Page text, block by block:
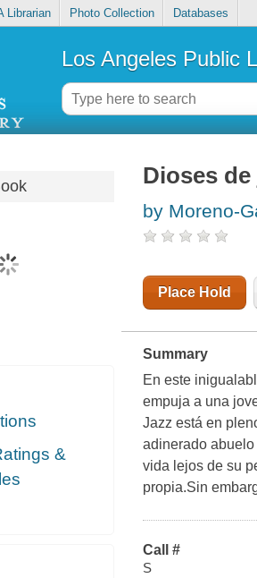
Librarian Photo Collection Databases
Los Angeles Public
&
Dioses
by Moreno-
Place Hold
Summary
En este
empuja a una
Jazz está en
adinerado
vida lejos de su
propia.Sin
Call #
S